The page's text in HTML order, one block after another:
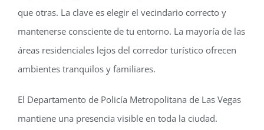
que otras. La clave es elegir el vecindario correcto y
mantenerse consciente de tu entorno. La mayoría de las
áreas residenciales lejos del corredor turístico ofrecen
ambientes tranquilos y familiares.
El Departamento de Policía Metropolitana de Las Vegas
mantiene una presencia visible en toda la ciudad.